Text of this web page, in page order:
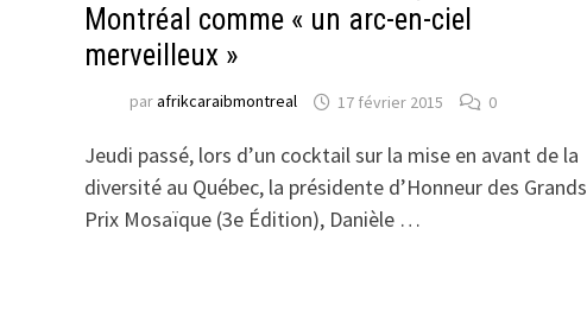
Montréal comme « un arc-en-ciel
merveilleux »
parafrikcaraibmontreal 17 février 2015 0
Jeudi passé, lors d’un cocktail sur la mise en avant de la
diversité au Québec, la présidente d’Honneur des Grands
Prix Mosaïque (3e Édition), Danièle …